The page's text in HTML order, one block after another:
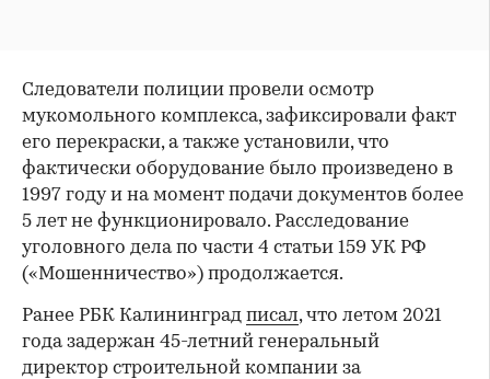
Следователи полиции провели осмотр
мукомольного комплекса, зафиксировали факт
его перекраски, а также установили, что
фактически оборудование было произведено в
1997 году и на момент подачи документов более
5 лет не функционировало. Расследование
уголовного дела по части 4 статьи 159 УК РФ
(«Мошенничество») продолжается.
Ранее РБК Калининград писал, что летом 2021
года задержан 45-летний генеральный
директор строительной компании за